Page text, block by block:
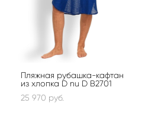
Пляжная рубашка-кафтан
из хлопка D nu D B2701
25 970 pуб.